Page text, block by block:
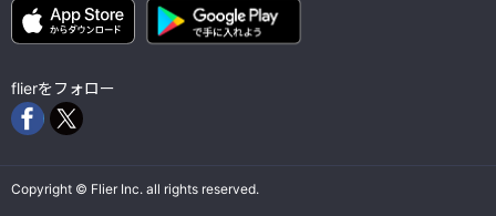
flierをフォロー
Copyright © Flier Inc. all rights reserved.